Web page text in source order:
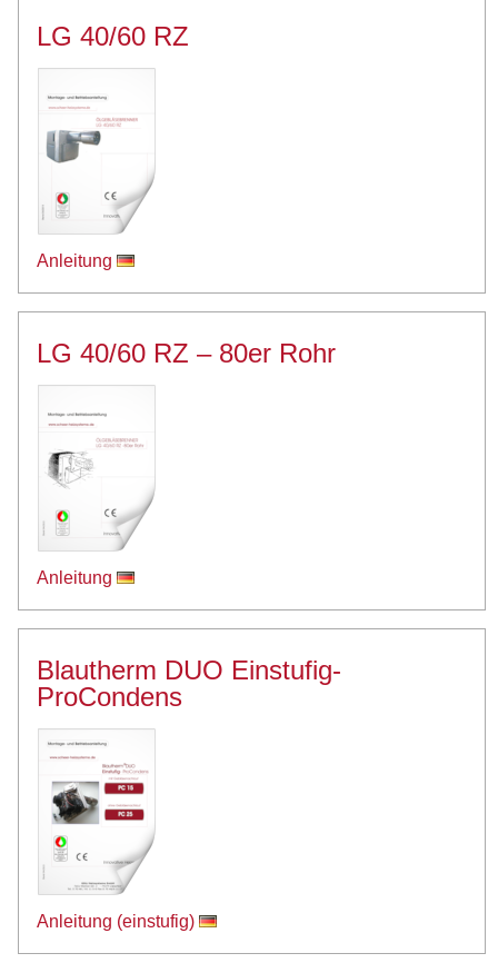
LG 40/60 RZ
Anleitung
LG 40/60 RZ – 80er Rohr
Anleitung
Blautherm DUO Einstufig-
ProCondens
Anleitung (einstufig)